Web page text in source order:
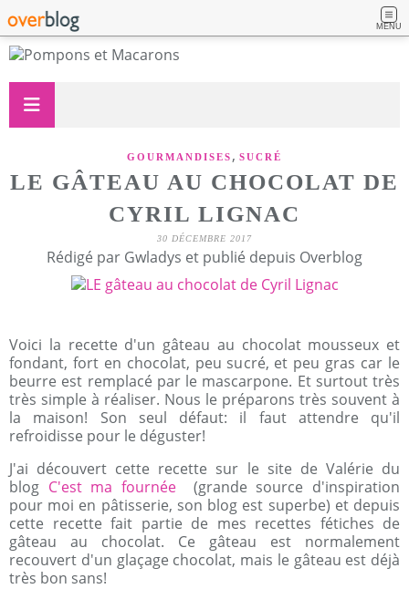
MENU
GOURMANDISES , SUCRÉ
LE GÂTEAU AU CHOCOLAT DE
CYRIL LIGNAC
30 DÉCEMBRE 2017
Rédigé par Gwladys et publié depuis Overblog
Voici la recette d'un gâteau au chocolat mousseux et
fondant, fort en chocolat, peu sucré, et peu gras car le
beurre est remplacé par le mascarpone. Et surtout très
très simple à réaliser. Nous le préparons très souvent à
la maison! Son seul défaut: il faut attendre qu'il
refroidisse pour le déguster!
J'ai découvert cette recette sur le site de Valérie du
blog C'est ma fournée
(grande source d'inspiration
pour moi en pâtisserie, son blog est superbe) et depuis
cette recette fait partie de mes recettes fétiches de
gâteau au chocolat. Ce gâteau est normalement
recouvert d'un glaçage chocolat, mais le gâteau est déjà
très bon sans!